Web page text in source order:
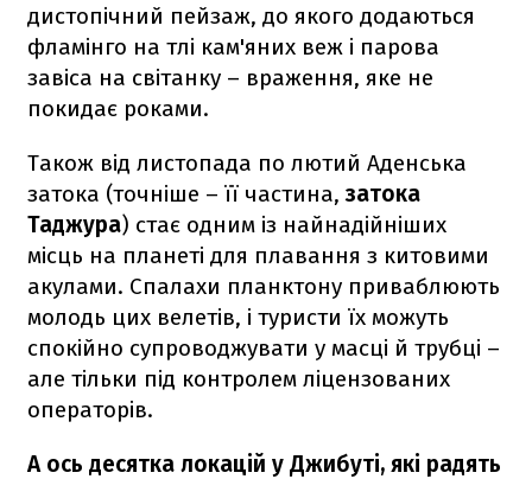
дистопічний пейзаж, до якого додаються
фламінго на тлі кам'яних веж і парова
завіса на світанку – враження, яке не
покидає роками.
Також від листопада по лютий Аденська
затока (точніше – її частина,затока
Таджура) стає одним із найнадійніших
місць на планеті для плавання з китовими
акулами. Спалахи планктону приваблюють
молодь цих велетів, і туристи їх можуть
спокійно супроводжувати у масці й трубці –
але тільки під контролем ліцензованих
операторів.
А ось десятка локацій у Джибуті, які радять